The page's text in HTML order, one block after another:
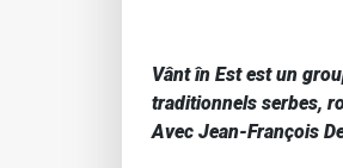
Vânt în Est est un
traditionnels serbes,
Avec Jean-François